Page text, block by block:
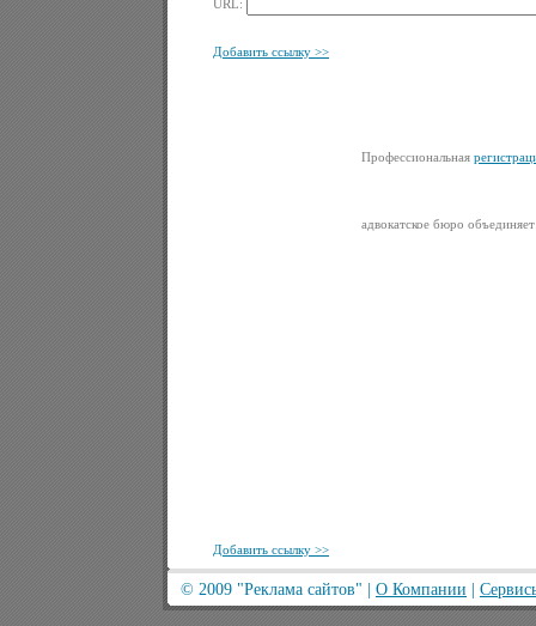
URL:
Добавить ссылку >>
Профессиональная
адвокатское бюро
Добавить ссылку >>
© 2009 "Реклама сайтов" О Компании